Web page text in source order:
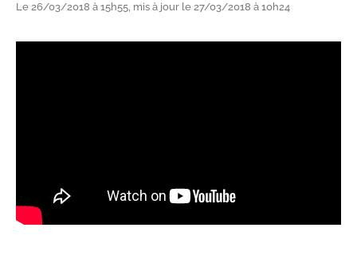
Le 26/03/2018 à 15h55, mis à jour le 27/03/2018 à 10h24